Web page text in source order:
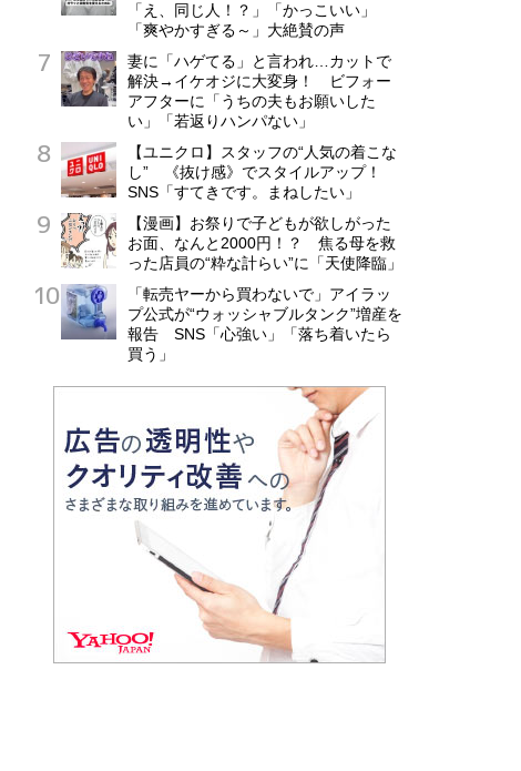
「え、同じ人！？」「かっこいい」
「爽やかすぎる～」大絶賛の声
妻に「ハゲてる」と言われ…カットで
解決→イケオジに大変身！ ビフォー
アフターに「うちの夫もお願いした
い」「若返りハンパない」
【ユニクロ】スタッフの“人気の着こな
し” 《抜け感》でスタイルアップ！
SNS「すてきです。まねしたい」
【漫画】お祭りで子どもが欲しがった
お面、なんと2000円！？ 焦る母を救
った店員の“粋な計らい”に「天使降臨」
「転売ヤーから買わないで」アイラッ
プ公式が“ウォッシャブルタンク”増産を
報告 SNS「心強い」「落ち着いたら
買う」